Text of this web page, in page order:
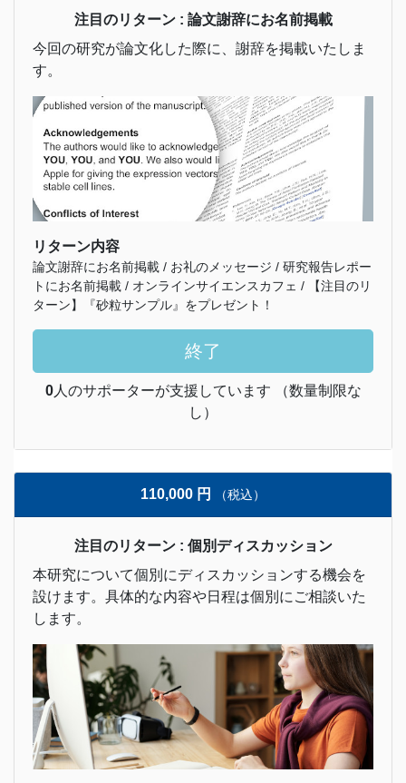
注目のリターン : 論文謝辞にお名前掲載
今回の研究が論文化した際に、謝辞を掲載いたしま
す。
リターン内容
論文謝辞にお名前掲載 / お礼のメッセージ / 研究報告レポー
トにお名前掲載 / オンラインサイエンスカフェ / 【注目のリ
ターン】『砂粒サンプル』をプレゼント！
終了
0人のサポーターが支援しています （数量制限な
し）
110,000 円 （税込）
注目のリターン : 個別ディスカッション
本研究について個別にディスカッションする機会を
設けます。具体的な内容や日程は個別にご相談いた
します。